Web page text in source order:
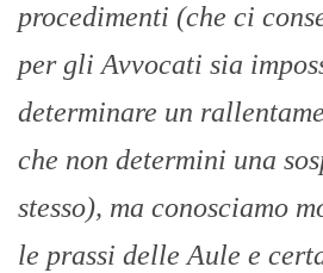
procedimenti (che ci
per gli Avvocati sia
determinare un
che non determini una
stesso), ma conosciamo
le prassi delle Aule e